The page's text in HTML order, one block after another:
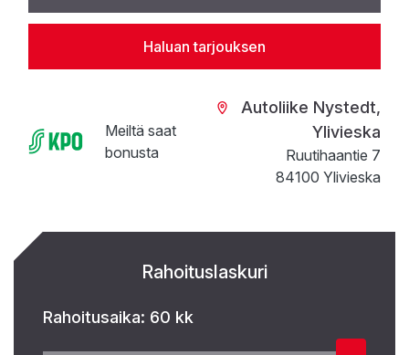
Haluan tarjouksen
Meiltä saat
bonusta
Autoliike Nystedt,
Ylivieska
Ruutihaantie 7
84100 Ylivieska
Rahoituslaskuri
Rahoitusaika: 60 kk